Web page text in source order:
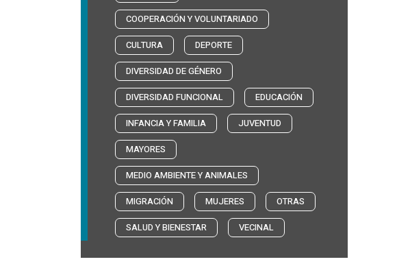
COOPERACIÓN Y VOLUNTARIADO
CULTURA
DEPORTE
DIVERSIDAD DE GÉNERO
DIVERSIDAD FUNCIONAL
EDUCACIÓN
INFANCIA Y FAMILIA
JUVENTUD
MAYORES
MEDIO AMBIENTE Y ANIMALES
MIGRACIÓN
MUJERES
OTRAS
SALUD Y BIENESTAR
VECINAL